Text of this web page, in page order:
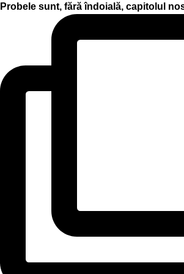
Probele sunt, fără îndoială, capitolul